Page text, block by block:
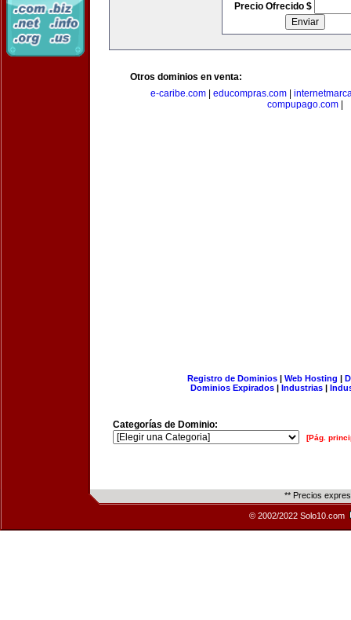
Precio Ofrecido $
Otros dominios en venta:
e-caribe.com| educompras.com|
compupago.com|
Registro de Dominios| Web Hosting |
Dominios Expirados | Industrias |
Categorías de Dominio:
[Pág.
** Precios
© 2002/2022 Solo10.com